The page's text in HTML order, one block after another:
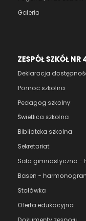
Galeria
ZESPÓŁ SZKÓŁ NR
Deklaracja
Pomoc szkolna
Pedagog szkolny
Świetlica szkolna
Biblioteka szkolna
Sekretariat
Sala gimnastyczna -
Basen -
Stołówka
Oferta edukacyjna